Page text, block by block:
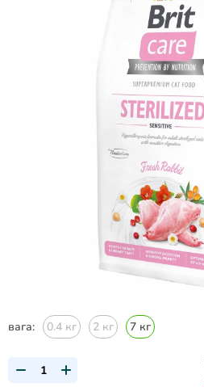
вага: 0.4 кг 2 кг 7 кг